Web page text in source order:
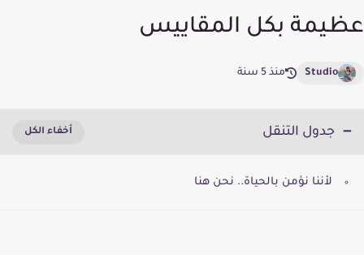
عظيمة بكل المقاييس
Studio منذ 5 سنة
جدول التنقل
لأننا نؤمن بالحياة.. نحن هنا